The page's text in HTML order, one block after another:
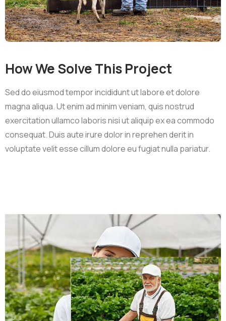
How We Solve This Project
Sed do eiusmod tempor incididunt ut labore et dolore
magna aliqua. Ut enim ad minim veniam, quis nostrud
exercitation ullamco laboris nisi ut aliquip ex ea commodo
consequat. Duis aute irure dolor in reprehen derit in
voluptate velit esse cillum dolore eu fugiat nulla pariatur.